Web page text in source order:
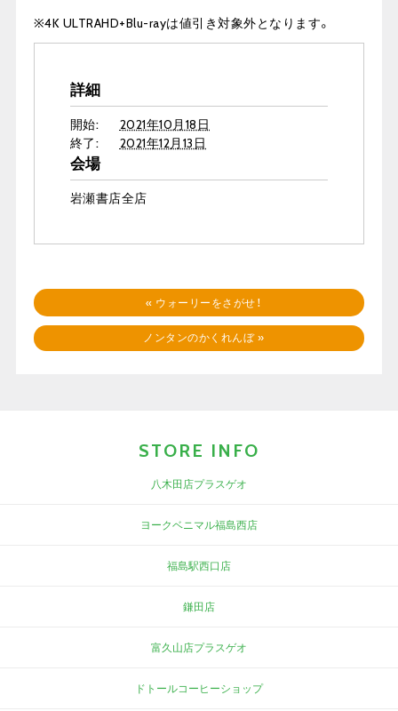
※4K ULTRAHD+Blu-rayは値引き対象外となります。
詳細
開始:
2021年10月18日
終了:
2021年12月13日
会場
岩瀬書店全店
« ウォーリーをさがせ！
ノンタンのかくれんぼ »
STORE INFO
八木田店プラスゲオ
ヨークベニマル福島西店
福島駅西口店
鎌田店
富久山店プラスゲオ
ドトールコーヒーショップ